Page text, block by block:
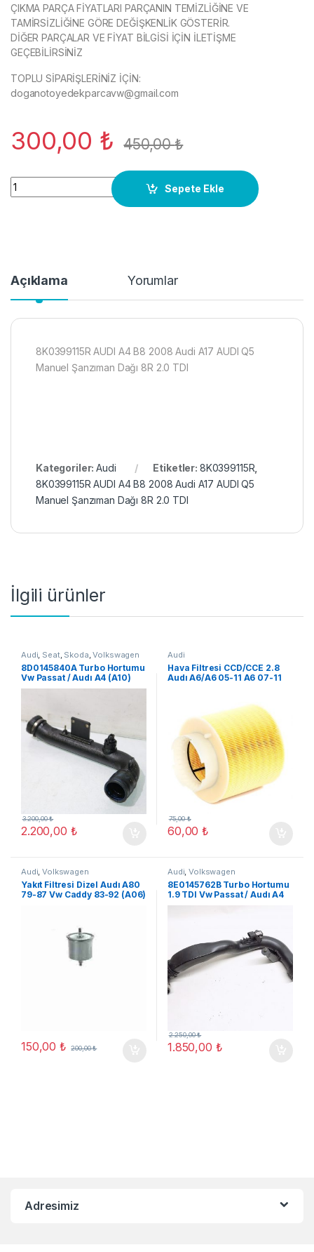
ÇIKMA PARÇA FİYATLARI PARÇANIN TEMİZLİĞİNE VE
TAMİRSİZLİĞİNE GÖRE DEĞİŞKENLİK GÖSTERİR.
DİĞER PARÇALAR VE FİYAT BİLGİSİ İÇİN İLETİŞME
GEÇEBİLİRSİNİZ
TOPLU SİPARİŞLERİNİZ İÇİN:
doganotoyedekparcavw@gmail.com
300,00 ₺ 450,00₺
8K0399115R AUDI A4 B8 2008 Audi A17 AUDI Q5 Manuel
Sepete Ekle
Açıklama Yorumlar
8K0399115R AUDI A4 B8 2008 Audi A17 AUDI Q5
Manuel Şanzıman Dağı 8R 2.0 TDI
Kategoriler:Audi Etiketler: 8K0399115R
8K0399115R AUDI A4 B8 2008 Audi A17 AUDI Q5
Manuel Şanzıman Dağı 8R 2.0 TDI
İlgili ürünler
Audi, Seat, Skoda,Volkswagen
8D0145840A Turbo Hortumu
Vw Passat / Audı A4 (A10)
2.200,00 ₺
3.200,00₺
Audi
Hava Filtresi CCD/CCE 2.8
Audı A6/A6 05-11 A6 07-11
60,00₺
75,00₺
Audi,Volkswagen
Yakıt Filtresi Dizel Audı A80
79-87 Vw Caddy 83-92 (A06)
150,00₺ 200,00₺
Audi,Volkswagen
8E0145762B Turbo Hortumu
1.9 TDI Vw Passat / Audı A4
B6
1.850,00 ₺
2.250,00₺
Adresimiz